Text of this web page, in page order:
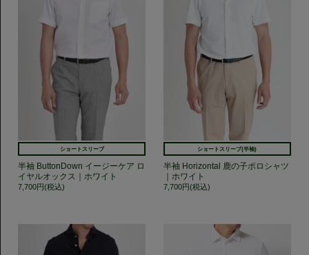
ショートスリーブ
半袖 ButtonDown イージーケア ロ
イヤルオックス｜ホワイト
7,700円(税込)
ショートスリーブ(半袖)
半袖 Horizontal 鹿の子ポロシャツ
｜ホワイト
7,700円(税込)